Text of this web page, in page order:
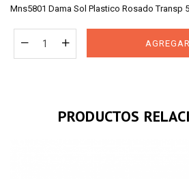
Mns5801 Dama Sol Plastico Rosado Transp
PRODUCTOS